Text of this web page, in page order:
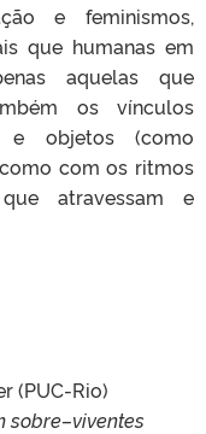
e feminismos,
que humanas em
aquelas que
os vínculos
e objetos (como
com os ritmos
atravessam e
(PUC-Rio)
sobre–viventes